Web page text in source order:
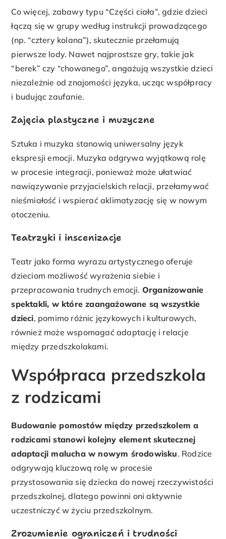
Co więcej, zabawy typu “Części ciała”, gdzie dzieci
łączą się w grupy według instrukcji prowadzącego
(np. “cztery kolana”), skutecznie przełamują
pierwsze lody. Nawet najprostsze gry, takie jak
“berek” czy “chowanego”, angażują wszystkie dzieci
niezależnie od znajomości języka, ucząc współpracy
i budując zaufanie.
Zajęcia plastyczne i muzyczne
Sztuka i muzyka stanowią uniwersalny język
ekspresji emocji. Muzyka odgrywa wyjątkową rolę
w procesie integracji, ponieważ może ułatwiać
nawiązywanie przyjacielskich relacji, przełamywać
nieśmiałość i wspierać aklimatyzację się w nowym
otoczeniu.
Teatrzyki i inscenizacje
Teatr jako forma wyrazu artystycznego oferuje
dzieciom możliwość wyrażenia siebie i
przepracowania trudnych emocji. Organizowanie
spektakli, w które zaangażowane są wszystkie
dzieci, pomimo różnic językowych i kulturowych,
również może wspomagać adaptację i relacje
między przedszkolakami.
Współpraca przedszkola
z rodzicami
Budowanie pomostów między przedszkolem a
rodzicami stanowi kolejny element skutecznej
adaptacji malucha w nowym środowisku. Rodzice
odgrywają kluczową rolę w procesie
przystosowania się dziecka do nowej rzeczywistości
przedszkolnej, dlatego powinni oni aktywnie
uczestniczyć w życiu przedszkolnym.
Zrozumienie ograniczeń i trudności